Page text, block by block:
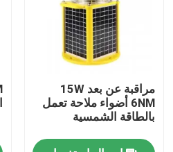
جولة في المعمل
مراقبة الجودةمراقبة عن بعد 15W
6NM أضواء ملاحة تعمل
بالطاقة الشمسية